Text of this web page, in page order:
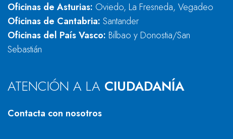
Oficinas de Asturias: Oviedo, La Fresneda, Vegadeo
Oficinas de Cantabria: Santander
Oficinas del País Vasco: Bilbao y Donostia/San
Sebastián
ATENCIÓN A LA CIUDADANÍA
Contacta con nosotros